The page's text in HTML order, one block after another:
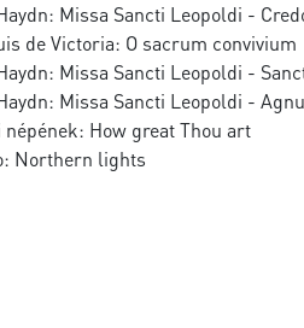
Missa Sancti Leopoldi -
de Victoria: O sacrum convivium
Missa Sancti Leopoldi -
Missa Sancti Leopoldi -
How great Thou art
Northern lights